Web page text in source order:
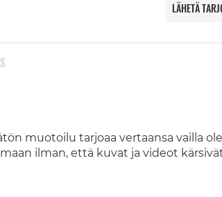
LÄHETÄ
muotoilu tarjoaa vertaansa vailla
ilman, että kuvat ja videot